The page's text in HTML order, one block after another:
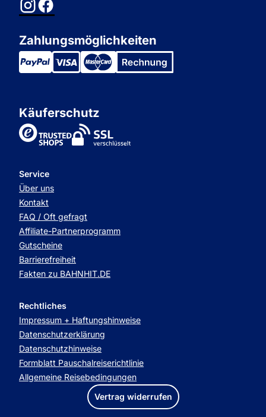
Zahlungsmöglichkeiten
Käuferschutz
TrustedShops
Service
Über uns
Kontakt
FAQ / Oft gefragt
Affiliate-Partnerprogramm
Gutscheine
Barrierefreiheit
Fakten zu BAHNHIT.DE
Rechtliches
Impressum + Haftungshinweise
Datenschutzerklärung
Datenschutzhinweise
Formblatt Pauschalreiserichtlinie
Allgemeine Reisebedingungen
Vertrag widerrufen